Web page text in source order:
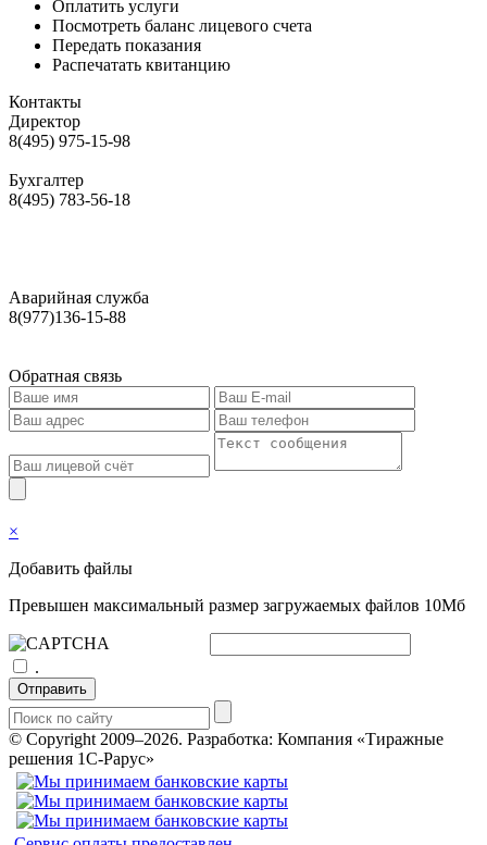
Оплатить услуги
Посмотреть баланс лицевого счета
Передать показания
Распечатать квитанцию
Контакты
Директор
8(495) 975-15-98
Бухгалтер
8(495) 783-56-18
Аварийная служба
8(977)136-15-88
Обратная связь
×
Добавить файлы
Превышен максимальный размер загружаемых файлов 10Мб
.
Отправить
© Copyright 2009–2026. Разработка: Компания «Тиражные
решения 1С-Рарус»